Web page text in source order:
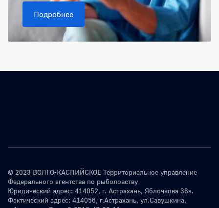
Подробнее
© 2023 ВОЛГО-КАСПИЙСКОЕ Территориальное управление
Федерального агентства по рыболовству
Юридический адрес: 414052, г. Астрахань, Яблочкова 38а.
Фактический адрес: 414056, г.Астрахань, ул.Савушкина,